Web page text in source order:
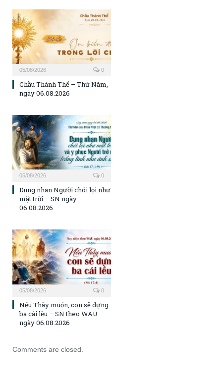
05/08/2026 0
Chầu Thánh Thể – Thứ Năm,
ngày 06.08.2026
05/08/2026 0
Dung nhan Người chói lọi như
mặt trời – SN ngày
06.08.2026
05/08/2026 0
Nếu Thầy muốn, con sẽ dựng
ba cái lều – SN theo WAU
ngày 06.08.2026
Comments are closed.